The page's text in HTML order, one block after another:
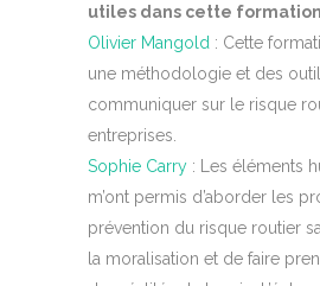
utiles dans cette
Olivier Mangold : Cette
une méthodologie et des
communiquer sur le risque
entreprises.
Sophie Carry : Les éléments
m’ont permis d’aborder les
prévention du risque routier
la moralisation et de faire